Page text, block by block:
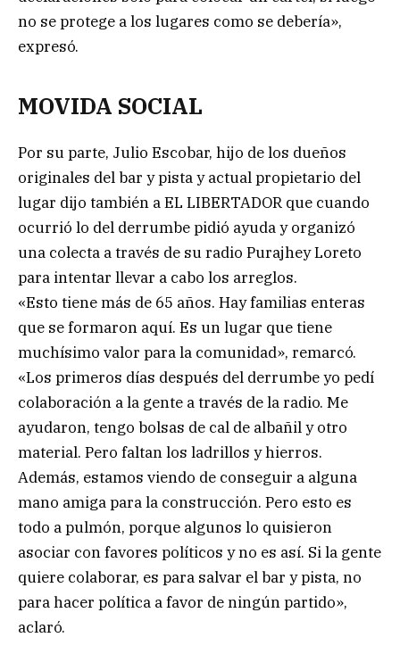
no se protege a los lugares como se debería»,
expresó.
MOVIDA SOCIAL
Por su parte, Julio Escobar, hijo de los dueños
originales del bar y pista y actual propietario del
lugar dijo también a EL LIBERTADOR que cuando
ocurrió lo del derrumbe pidió ayuda y organizó
una colecta a través de su radio Purajhey Loreto
para intentar llevar a cabo los arreglos.
«Esto tiene más de 65 años. Hay familias enteras
que se formaron aquí. Es un lugar que tiene
muchísimo valor para la comunidad», remarcó.
«Los primeros días después del derrumbe yo pedí
colaboración a la gente a través de la radio. Me
ayudaron, tengo bolsas de cal de albañil y otro
material. Pero faltan los ladrillos y hierros.
Además, estamos viendo de conseguir a alguna
mano amiga para la construcción. Pero esto es
todo a pulmón, porque algunos lo quisieron
asociar con favores políticos y no es así. Si la gente
quiere colaborar, es para salvar el bar y pista, no
para hacer política a favor de ningún partido»,
aclaró.